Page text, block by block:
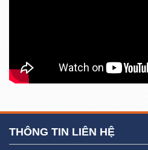
THÔNG TIN LIÊN HỆ